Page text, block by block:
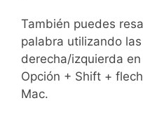
También puedes
palabra utilizando
derecha/izquierda
Opción + Shift +
Mac.